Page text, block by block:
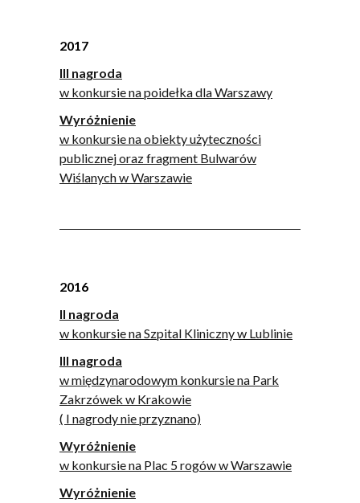
2017
III nagroda
w konkursie na poidełka dla Warszawy
Wyróżnienie
w konkursie na obiekty użyteczności
publicznej oraz fragment Bulwarów
Wiślanych w Warszawie
2016
II nagroda
w konkursie na Szpital Kliniczny w Lublinie
III nagroda
w międzynarodowym konkursie na Park
Zakrzówek w Krakowie
( I nagrody nie przyznano)
Wyróżnienie
w konkursie na Plac 5 rogów w Warszawie
Wyróżnienie